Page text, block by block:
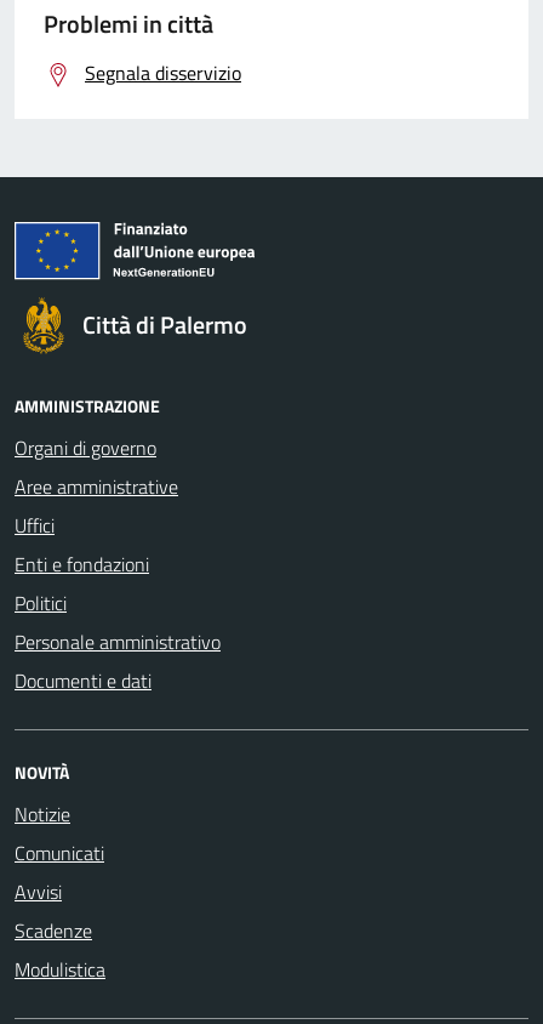
Problemi in città
Segnala disservizio
Città di Palermo
AMMINISTRAZIONE
Organi di governo
Aree amministrative
Uffici
Enti e fondazioni
Politici
Personale amministrativo
Documenti e dati
NOVITÀ
Notizie
Comunicati
Avvisi
Scadenze
Modulistica